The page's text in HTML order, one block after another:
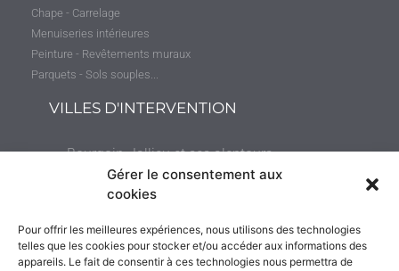
Gérer le consentement aux
cookies
Pour offrir les meilleures expériences, nous utilisons des technologies
telles que les cookies pour stocker et/ou accéder aux informations des
appareils. Le fait de consentir à ces technologies nous permettra de
Chape - Carrelage
Menuiseries intérieures
Peinture - Revêtements muraux
Parquets - Sols souples...
VILLES D'INTERVENTION
Bourgoin-Jallieu et ses alentours
(jusqu’à 50 kilomètres)
35 kilomètres)